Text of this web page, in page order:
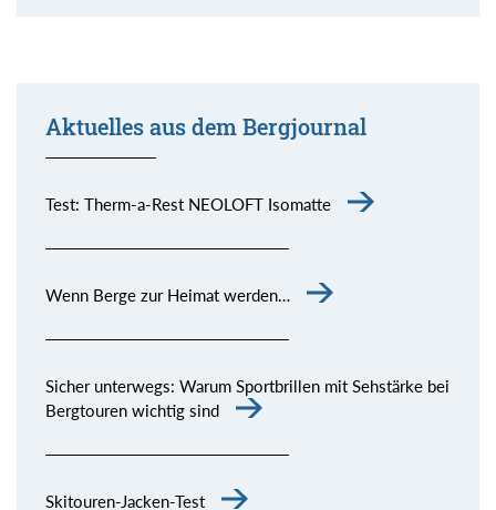
Aktuelles aus dem Bergjournal
Test: Therm-a-Rest NEOLOFT Isomatte
Wenn Berge zur Heimat werden…
Sicher unterwegs: Warum Sportbrillen mit Sehstärke bei
Bergtouren wichtig sind
Skitouren-Jacken-Test